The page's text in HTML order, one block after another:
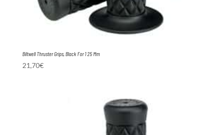
Biltwell Thruster Grips, Black For 1 25 Mm
21,70€